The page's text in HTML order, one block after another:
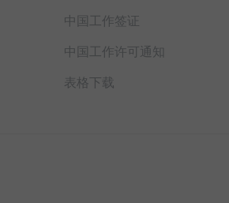
中国工作签证
中国工作许可通知
表格下载